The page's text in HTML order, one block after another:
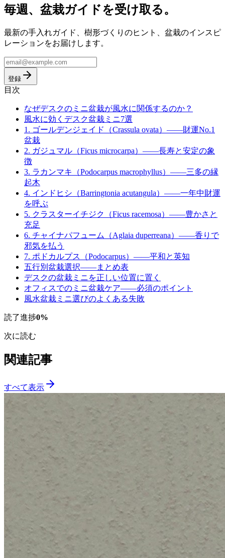
毎週、盆栽ガイドを受け取る。
最新の手入れガイド、樹形づくりのヒント、盆栽のインスピ
レーションをお届けします。
登録
目次
なぜデスクのミニ盆栽が風水に関係するのか？
風水に効くデスク盆栽ミニ7選
1. ゴールデンジェイド（Crassula ovata）——財運No.1
盆栽
2. ガジュマル（Ficus microcarpa）——長寿と安定の象
徴
3. ラカンマキ（Podocarpus macrophyllus）——三多の縁
起木
4. インドヒシ（Barringtonia acutangula）——一年中財運
を呼ぶ
5. クラスターイチジク（Ficus racemosa）——豊かさと
充足
6. チャイナパフューム（Aglaia duperreana）——香りで
邪気を払う
7. ポドカルプス（Podocarpus）——平和と英知
五行別盆栽選択——まとめ表
デスクの盆栽ミニを正しい位置に置く
オフィスでのミニ盆栽ケア——必須のポイント
風水盆栽ミニ選びのよくある失敗
読了進捗0%
次に読む
関連記事
すべて表示